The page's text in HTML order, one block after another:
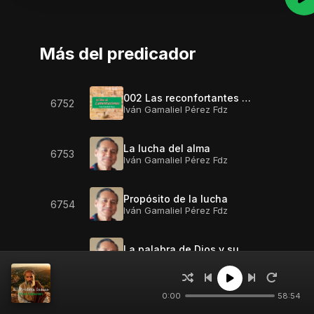
Más del predicador
6752 002 Las reconfortantes misericordias de Dios - Lam. 3:23
Iván Gamaliel Pérez Fdz
6753 La lucha del alma
Iván Gamaliel Pérez Fdz
6754 Propósito de la lucha
Iván Gamaliel Pérez Fdz
6755 La palabra de Dios y su autenticación
008 Humillarse hasta el polvo - Lam. 3:29
0:00 58:54